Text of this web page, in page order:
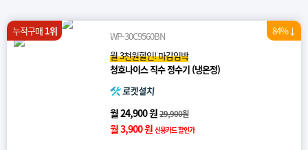
누적구매 1위
WP-30C9560BN
월 3천원할인! 마감임박
청호나이스 직수 정수기 (냉온정)
월 24,900 원29,900원
월 3,900 원 신용카드 할인가
84%↓